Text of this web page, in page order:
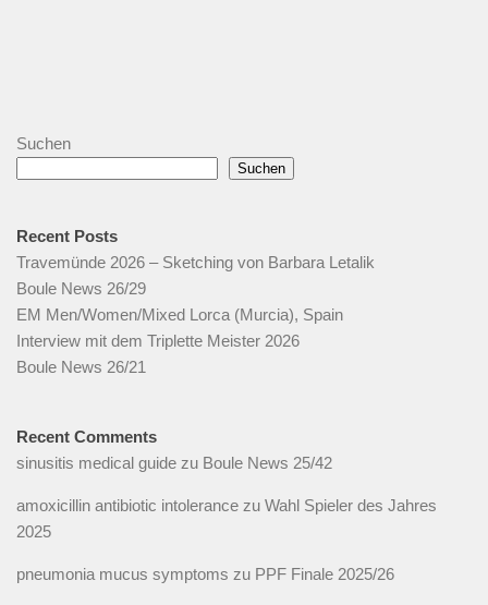
Suchen
Suchen
Recent Posts
Travemünde 2026 – Sketching von Barbara Letalik
Boule News 26/29
EM Men/Women/Mixed Lorca (Murcia), Spain
Interview mit dem Triplette Meister 2026
Boule News 26/21
Recent Comments
sinusitis medical guide zu Boule News 25/42
amoxicillin antibiotic intolerance zu Wahl Spieler des Jahres
2025
pneumonia mucus symptoms zu PPF Finale 2025/26